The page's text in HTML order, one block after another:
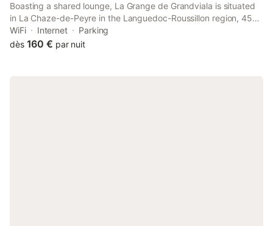
Boasting a shared lounge, La Grange de Grandviala is situated
in La Chaze-de-Peyre in the Languedoc-Roussillon region, 45
km from Sabot Golf Course. Both free WiFi and parking on-site
are accessible at the bed and breakfast free of charge.
WiFi Internet
Parking
dès 160 € par nuit